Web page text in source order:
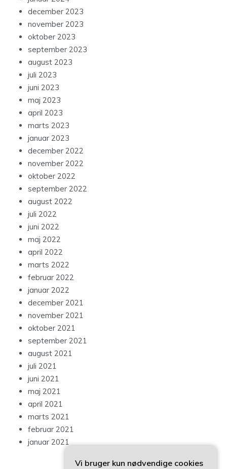
december 2023
november 2023
oktober 2023
september 2023
august 2023
juli 2023
juni 2023
maj 2023
april 2023
marts 2023
januar 2023
december 2022
november 2022
oktober 2022
september 2022
august 2022
juli 2022
juni 2022
maj 2022
april 2022
marts 2022
februar 2022
januar 2022
december 2021
november 2021
oktober 2021
september 2021
august 2021
juli 2021
juni 2021
maj 2021
april 2021
marts 2021
februar 2021
januar 2021
Vi bruger kun nødvendige cookies